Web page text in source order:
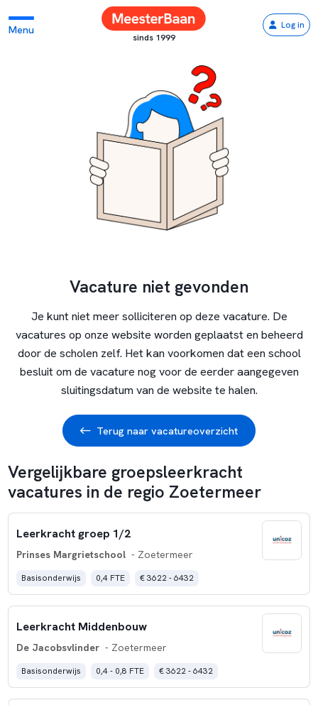
Menu
sinds 1999
Log in
Vacature niet gevonden
Je kunt niet meer solliciteren op deze vacature. De
vacatures op onze website worden geplaatst en beheerd
door de scholen zelf. Het kan voorkomen dat een school
besluit om de vacature nog voor de eerder aangegeven
sluitingsdatum van de website te halen.
Terug naar vacatureoverzicht
Vergelijkbare groepsleerkracht
vacatures in de regio Zoetermeer
Leerkracht groep 1/2
Prinses Margrietschool - Zoetermeer
Basisonderwijs 0,4 FTE € 3622 - 6432
Leerkracht Middenbouw
De Jacobsvlinder - Zoetermeer
Basisonderwijs 0,4 - 0,8 FTE € 3622 - 6432